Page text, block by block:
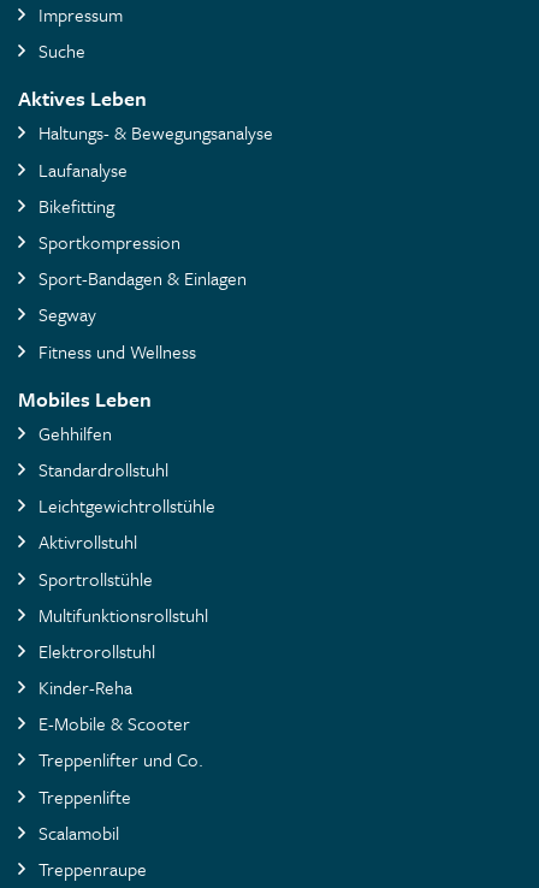
Impressum
Suche
Aktives Leben
Haltungs- & Bewegungsanalyse
Laufanalyse
Bikefitting
Sportkompression
Sport-Bandagen & Einlagen
Segway
Fitness und Wellness
Mobiles Leben
Gehhilfen
Standardrollstuhl
Leichtgewichtrollstühle
Aktivrollstuhl
Sportrollstühle
Multifunktionsrollstuhl
Elektrorollstuhl
Kinder-Reha
E-Mobile & Scooter
Treppenlifter und Co.
Treppenlifte
Scalamobil
Treppenraupe